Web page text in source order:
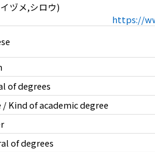
ヅメ,シロウ)
https://
of degrees
Kind of academic degree
of degrees